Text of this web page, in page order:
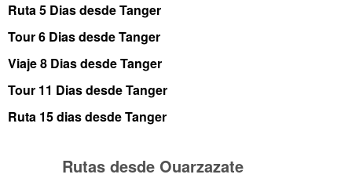
Ruta 5 Dias desde Tanger
Tour 6 Dias desde Tanger
Viaje 8 Dias desde Tanger
Tour 11 Dias desde Tanger
Ruta 15 dias desde Tanger
Rutas desde Ouarzazate